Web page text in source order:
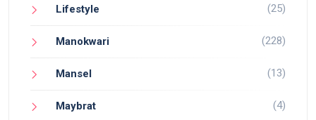
Lifestyle (25)
Manokwari (228)
Mansel (13)
Maybrat (4)